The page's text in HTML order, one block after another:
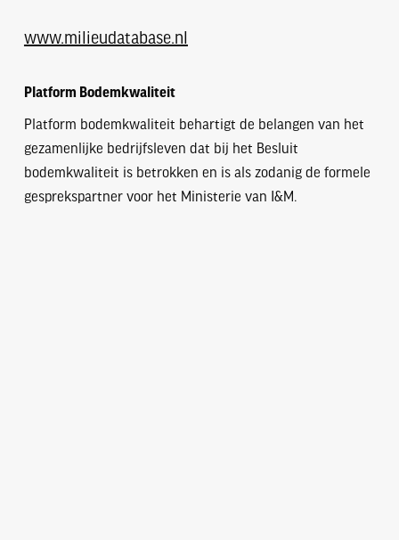
www.milieudatabase.nl
Platform Bodemkwaliteit
Platform bodemkwaliteit behartigt de belangen van het
gezamenlijke bedrijfsleven dat bij het Besluit
bodemkwaliteit is betrokken en is als zodanig de formele
gesprekspartner voor het Ministerie van I&M.